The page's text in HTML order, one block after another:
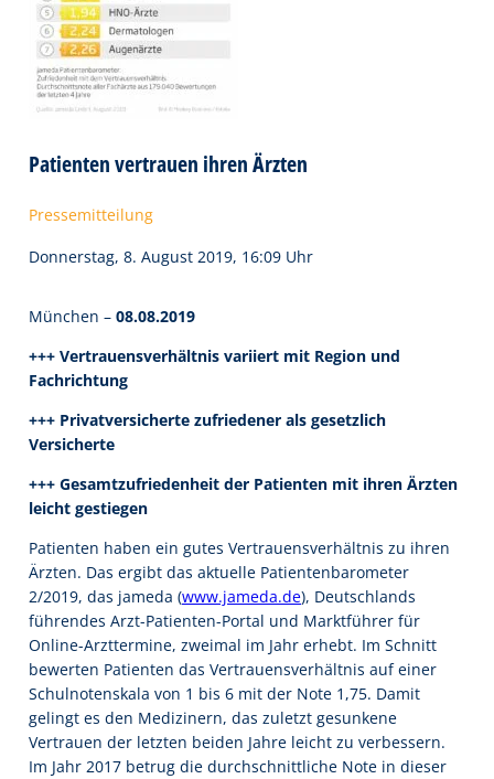
Patienten vertrauen ihren Ärzten
Pressemitteilung
Donnerstag, 8. August 2019, 16:09 Uhr
München – 08.08.2019
+++ Vertrauensverhältnis variiert mit Region und
Fachrichtung
+++ Privatversicherte zufriedener als gesetzlich
Versicherte
+++ Gesamtzufriedenheit der Patienten mit ihren Ärzten
leicht gestiegen
Patienten haben ein gutes Vertrauensverhältnis zu ihren
Ärzten. Das ergibt das aktuelle Patientenbarometer
2/2019, das jameda (www.jameda.de), Deutschlands
führendes Arzt-Patienten-Portal und Marktführer für
Online-Arzttermine, zweimal im Jahr erhebt. Im Schnitt
bewerten Patienten das Vertrauensverhältnis auf einer
Schulnotenskala von 1 bis 6 mit der Note 1,75. Damit
gelingt es den Medizinern, das zuletzt gesunkene
Vertrauen der letzten beiden Jahre leicht zu verbessern.
Im Jahr 2017 betrug die durchschnittliche Note in dieser